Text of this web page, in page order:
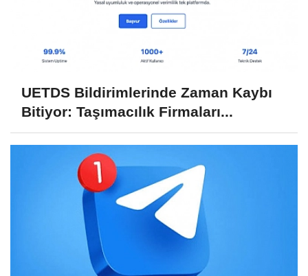
UETDS Bildirimlerinde Zaman Kaybı
Bitiyor: Taşımacılık Firmaları...